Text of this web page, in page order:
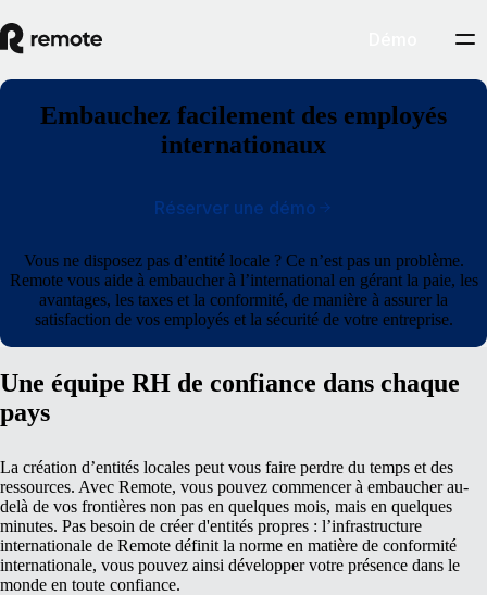
Embauchez facilement des employés
internationaux
Vous ne disposez pas d’entité locale ? Ce n’est pas un problème.
Remote vous aide à embaucher à l’international en gérant la paie, les
avantages, les taxes et la conformité, de manière à assurer la
satisfaction de vos employés et la sécurité de votre entreprise.
Réserver une démo
Une équipe RH de confiance dans chaque
pays
La création d’entités locales peut vous faire perdre du temps et des
ressources. Avec Remote, vous pouvez commencer à embaucher au-
delà de vos frontières non pas en quelques mois, mais en quelques
minutes. Pas besoin de créer d'entités propres : l’infrastructure
internationale de Remote définit la norme en matière de conformité
internationale, vous pouvez ainsi développer votre présence dans le
monde en toute confiance.